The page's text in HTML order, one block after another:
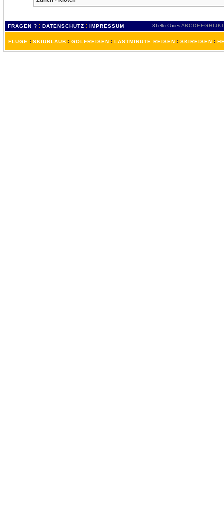
FRAGEN ? : DATENSCHUTZ : IMPRESSUM 3 Letter-Codes ABCDEFGH IJKL
FLÜGE : SKIURLAUB : GOLFREISEN : LASTMINUTE REISEN : SKIREISEN :